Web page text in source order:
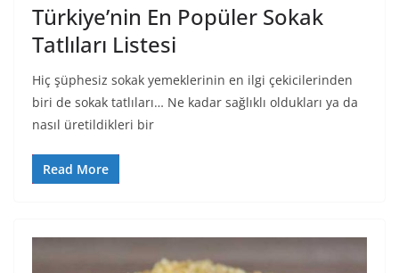
Türkiye’nin En Popüler Sokak
Tatlıları Listesi
Hiç şüphesiz sokak yemeklerinin en ilgi çekicilerinden
biri de sokak tatlıları… Ne kadar sağlıklı oldukları ya da
nasıl üretildikleri bir
Read More